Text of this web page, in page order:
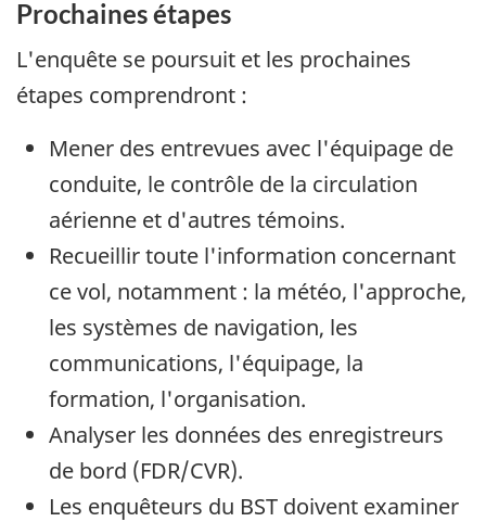
Prochaines étapes
L'enquête se poursuit et les prochaines
étapes comprendront :
Mener des entrevues avec l'équipage de
conduite, le contrôle de la circulation
aérienne et d'autres témoins.
Recueillir toute l'information concernant
ce vol, notamment : la météo, l'approche,
les systèmes de navigation, les
communications, l'équipage, la
formation, l'organisation.
Analyser les données des enregistreurs
de bord (FDR/CVR).
Les enquêteurs du BST doivent examiner